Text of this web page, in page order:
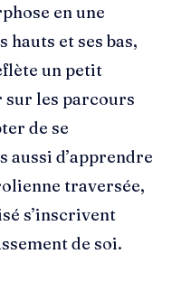
en une
hauts et ses bas,
un petit
sur les parcours
de se
aussi d’apprendre
traversée,
s’inscrivent
de soi.